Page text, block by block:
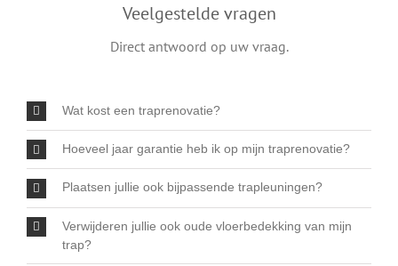
Veelgestelde vragen
Direct antwoord op uw vraag.
Wat kost een traprenovatie?
Hoeveel jaar garantie heb ik op mijn traprenovatie?
Plaatsen jullie ook bijpassende trapleuningen?
Verwijderen jullie ook oude vloerbedekking van mijn
trap?